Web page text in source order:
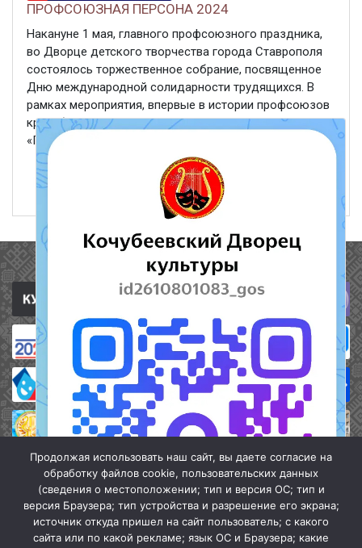
ПРОФСОЮЗНАЯ ПЕРСОНА 2024
Накануне 1 мая, главного профсоюзного праздника,
во Дворце детского творчества города Ставрополя
состоялось торжественное собрание, посвященное
Дню международной солидарности трудящихся. В
рамках мероприятия, впервые в истории профсоюзов
края, была проведена церемония награждения
«Профсоюзная ...
Полезные ссылки
Продолжая использовать наш сайт, вы даете согласие на
обработку файлов cookie, пользовательских данных
(сведения о местоположении; тип и версия ОС; тип и
версия Браузера; тип устройства и разрешение его экрана;
источник откуда пришел на сайт пользователь; с какого
сайта или по какой рекламе; язык ОС и Браузера; какие